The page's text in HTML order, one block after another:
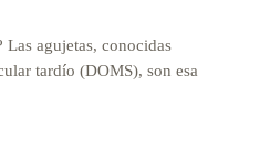
Las agujetas, conocidas
tardío (DOMS), son esa